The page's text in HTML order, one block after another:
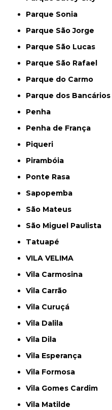
Parque Sonia
Parque São Jorge
Parque São Lucas
Parque São Rafael
Parque do Carmo
Parque dos Bancários
Penha
Penha de França
Piqueri
Pirambóia
Ponte Rasa
Sapopemba
São Mateus
São Miguel Paulista
Tatuapé
VILA VELIMA
Vila Carmosina
Vila Carrão
Vila Curuçá
Vila Dalila
Vila Dila
Vila Esperança
Vila Formosa
Vila Gomes Cardim
Vila Matilde